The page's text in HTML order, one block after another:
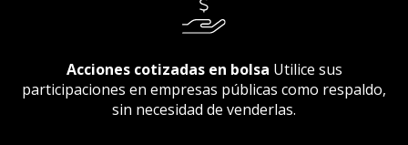
Acciones cotizadas en bolsa Utilice sus
participaciones en empresas públicas como respaldo,
sin necesidad de venderlas.